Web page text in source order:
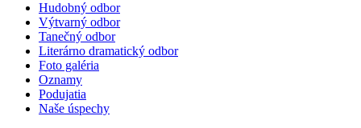
Hudobný odbor
Výtvarný odbor
Tanečný odbor
Literárno dramatický odbor
Foto galéria
Oznamy
Podujatia
Naše úspechy